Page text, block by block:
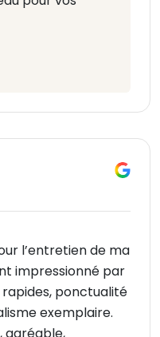
l’entretien de ma
impressionné par
rapides, ponctualité
exemplaire.